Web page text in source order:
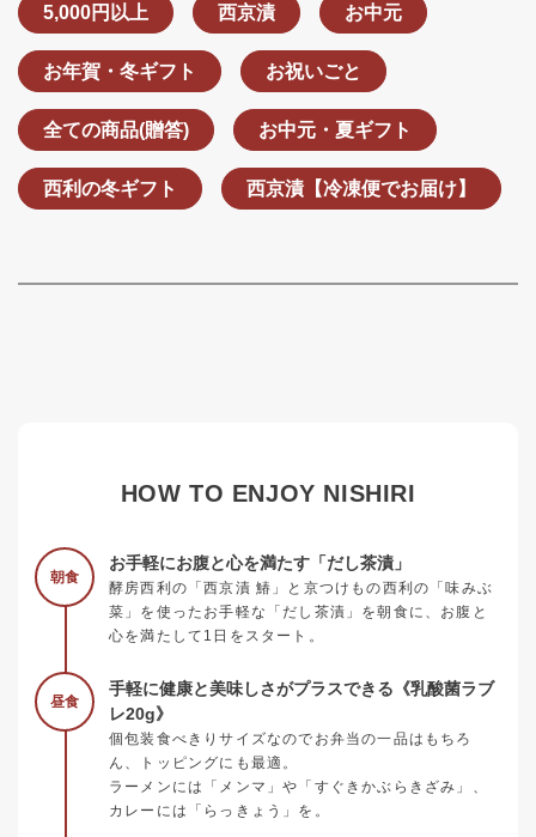
5,000円以上 西京漬 お中元
お年賀・冬ギフト お祝いごと
全ての商品(贈答) お中元・夏ギフト
西利の冬ギフト 西京漬【冷凍便でお届け】
HOW TO ENJOY NISHIRI
朝食
お手軽にお腹と心を満たす「だし茶漬」
酵房西利の「西京漬 鰆」と京つけもの西利の「味みぶ
菜」を使ったお手軽な「だし茶漬」を朝食に、お腹と
心を満たして1日をスタート。
昼食
手軽に健康と美味しさがプラスできる《乳酸菌ラブ
レ20g》
個包装食べきりサイズなのでお弁当の一品はもちろ
ん、トッピングにも最適。
ラーメンには「メンマ」や「すぐきかぶらきざみ」、
カレーには「らっきょう」を。